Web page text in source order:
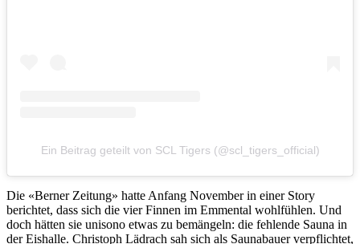
Ein Beitrag geteilt von SCL Tigers (@scl_tigers_official)
Die «Berner Zeitung» hatte Anfang November in einer Story
berichtet, dass sich die vier Finnen im Emmental wohlfühlen. Und
doch hätten sie unisono etwas zu bemängeln: die fehlende Sauna in
der Eishalle. Christoph Lädrach sah sich als Saunabauer verpflichtet,